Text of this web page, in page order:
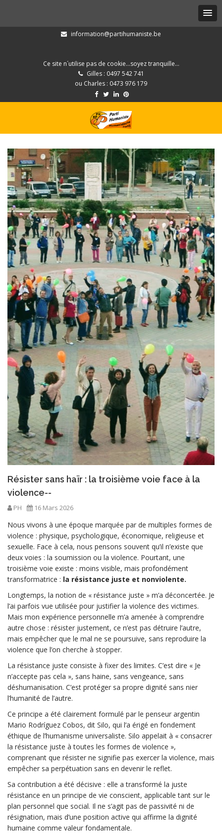
information@partihumaniste.be
Ce site n´utilise pas de cookie...soyez tranquille...
Gilles : 0497 542 741
ou Charles : 0473 976 179
Résister sans haïr : la troisième voie face à la
violence--
PH 16 Mars 2026
Nous vivons à une époque marquée par de multiples formes de
violence : physique, psychologique, économique, religieuse et
sexuelle. Face à cela, nous pensons souvent qu’il n’existe que
deux voies : la soumission ou la violence. Pourtant, une
troisième voie existe : moins visible, mais profondément
transformatrice : la résistance juste et nonviolente.
Longtemps, la notion de « résistance juste » m’a déconcertée. Je
l’ai parfois vue utilisée pour justifier la violence des victimes.
Mais mon expérience personnelle m’a amenée à comprendre
autre chose : résister justement, ce n’est pas détruire l’autre,
mais empêcher que le mal ne se poursuive, sans reproduire la
violence que l’on cherche à stopper.
La résistance juste consiste à fixer des limites. C’est dire « Je
n’accepte pas cela », sans haine, sans vengeance, sans
déshumanisation. C’est protéger sa propre dignité sans nier
l’humanité de l’autre.
Ce principe a été clairement formulé par le penseur argentin
Mario Rodríguez Cobos, dit Silo, qui l’a érigé en fondement
éthique de l’humanisme universaliste. Silo appelait à « consacrer
la résistance juste à toutes les formes de violence »,
comprenant que résister ne signifie pas exercer la violence, mais
empêcher sa perpétuation sans en devenir le reflet.
Sa contribution a été décisive : elle a transformé la juste
résistance en un principe de vie conscient, applicable tant sur le
plan personnel que social. Il ne s’agit pas de passivité ni de
résignation, mais d’une position active qui affirme la dignité
humaine comme valeur fondamentale.